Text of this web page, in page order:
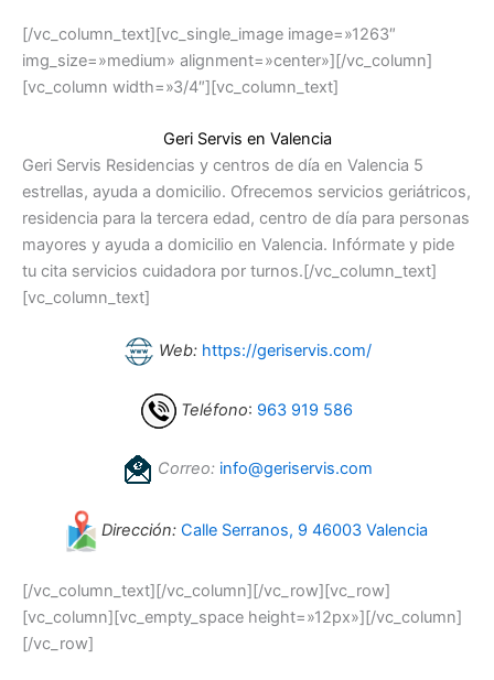
[/vc_column_text][vc_single_image image=»1263″
img_size=»medium» alignment=»center»][/vc_column]
[vc_column width=»3/4″][vc_column_text]
Geri Servis en Valencia
Geri Servis Residencias y centros de día en Valencia 5
estrellas, ayuda a domicilio. Ofrecemos servicios geriátricos,
residencia para la tercera edad, centro de día para personas
mayores y ayuda a domicilio en Valencia. Infórmate y pide
tu cita servicios cuidadora por turnos.[/vc_column_text]
[vc_column_text]
Web: https://geriservis.com/
Teléfono: 963 919 586
Correo: info@geriservis.com
Dirección: Calle Serranos, 9 46003 Valencia
[/vc_column_text][/vc_column][/vc_row][vc_row]
[vc_column][vc_empty_space height=»12px»][/vc_column]
[/vc_row]